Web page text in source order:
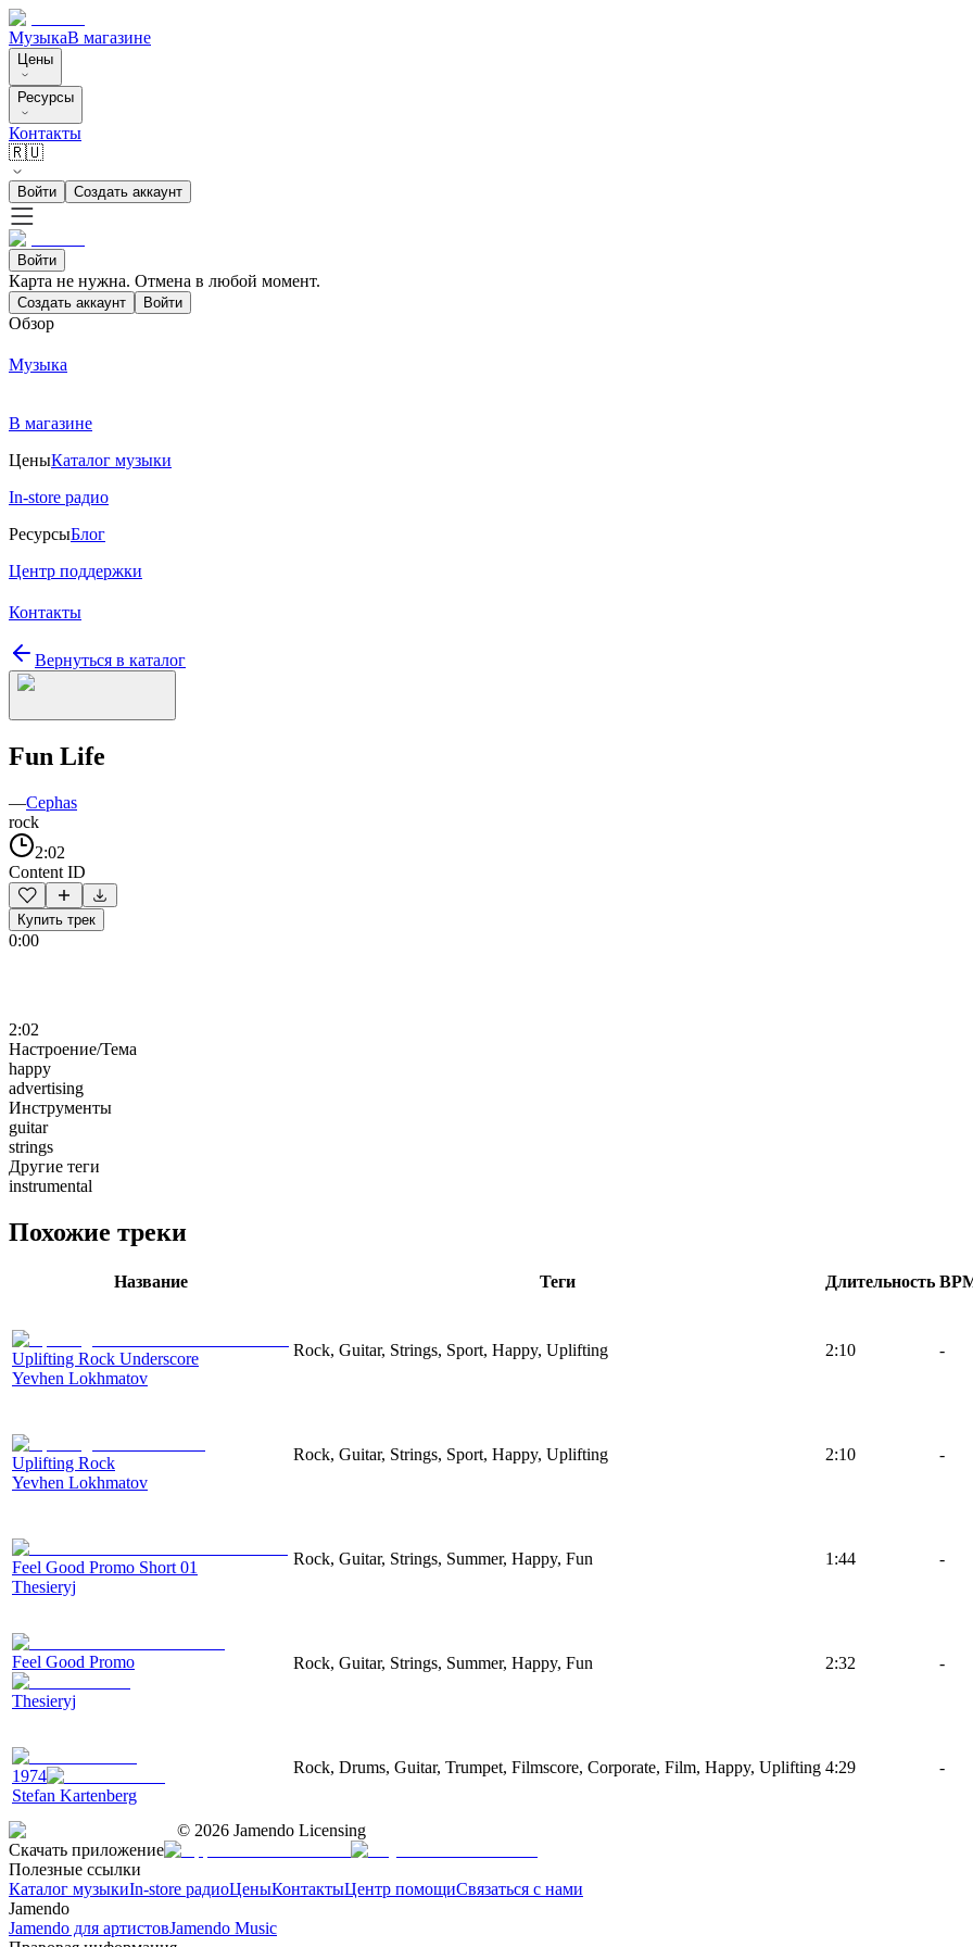
МузыкаВ магазине
Цены
Ресурсы
Контакты
🇷🇺
Войти Создать аккаунт
Войти
Карта не нужна. Отмена в любой момент.
Создать аккаунт Войти
Обзор
Музыка
В магазине
ЦеныКаталог музыки
In-store радио
РесурсыБлог
Центр поддержки
Контакты
Вернуться в каталог
Fun Life
—Cephas
rock
2:02
Content ID
Купить трек
0:00
2:02
Настроение/Тема
happy
advertising
Инструменты
guitar
strings
Другие теги
instrumental
Похожие треки
Название Теги Длительность
Uplifting Rock Underscore
Yevhen Lokhmatov
Rock, Guitar, Strings, Sport, Happy, Uplifting 2:10 -
Uplifting Rock
Yevhen Lokhmatov
Rock, Guitar, Strings, Sport, Happy, Uplifting 2:10 -
Feel Good Promo Short 01
Thesieryj
Rock, Guitar, Strings, Summer, Happy, Fun 1:44 -
Feel Good Promo
Thesieryj
Rock, Guitar, Strings, Summer, Happy, Fun 2:32 -
1974
Stefan Kartenberg
Rock, Drums, Guitar, Trumpet, Filmscore, Corporate, Film, Happy, Uplifting 4:29 -
© 2026 Jamendo Licensing
Скачать приложение
Полезные ссылки
Каталог музыкиIn-store радиоЦеныКонтактыЦентр помощиСвязаться с нами
Jamendo
Jamendo для артистовJamendo Music